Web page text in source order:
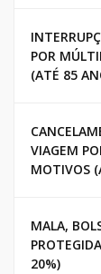
POR
(ATÉ 85
VIAGEM
MOTIVOS
MALA,
20%)